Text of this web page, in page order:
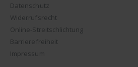
Datenschutz
Widerrufsrecht
Online-Streitschlichtung
Barrierefreiheit
Impressum